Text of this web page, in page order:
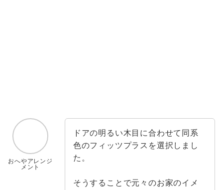
おへやアレンジ
メント
ドアの明るい木目に合わせて同系
色のフィッツプラスを選択しまし
た。
そうすることで元々のお家のイメ